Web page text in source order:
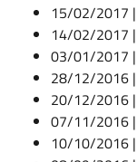
15/02/2017
14/02/2017
03/01/2017 |
28/12/2016
20/12/2016
07/11/2016 |
10/10/2016